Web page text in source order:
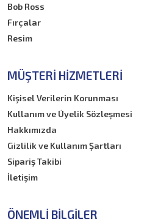
Bob Ross
Fırçalar
Resim
MÜŞTERI HIZMETLERI
Kişisel Verilerin Korunması
Kullanım ve Üyelik Sözleşmesi
Hakkımızda
Gizlilik ve Kullanım Şartları
Sipariş Takibi
İletişim
ÖNEMLI BILGILER